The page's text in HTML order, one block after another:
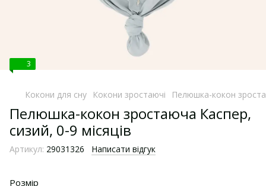
3
Кокони для сну Кокони зростаючі Пелюшка-кокон
Пелюшка-кокон зростаюча Каспер,
сизий, 0-9 місяців
Артикул: 29031326 Написати відгук
Розмір